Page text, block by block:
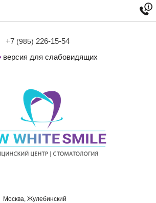
+7 (985) 226-15-54
версия для слабовидящих
Москва, Жулебинский
